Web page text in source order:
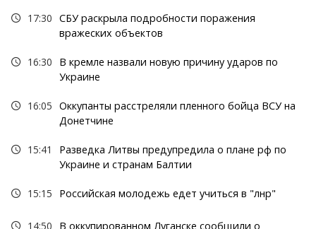
17:30 СБУ раскрыла подробности поражения
вражеских объектов
16:30
В кремле назвали новую причину ударов по
Украине
16:05 Оккупанты расстреляли пленного бойца ВСУ на
Донетчине
15:41
Разведка Литвы предупредила о плане рф по
Украине и странам Балтии
15:15 Российская молодежь едет учиться в "лнр"
14:50 В оккупированном Луганске сообщили о